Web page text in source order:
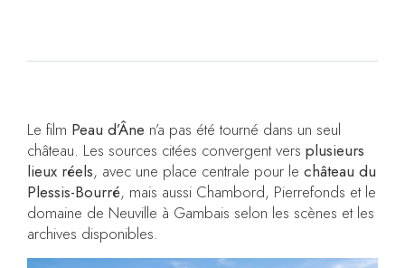
Le film Peau d’Âne n’a pas été tourné dans un seul
château. Les sources citées convergent vers plusieurs
lieux réels, avec une place centrale pour le château du
Plessis-Bourré, mais aussi Chambord, Pierrefonds et le
domaine de Neuville à Gambais selon les scènes et les
archives disponibles.